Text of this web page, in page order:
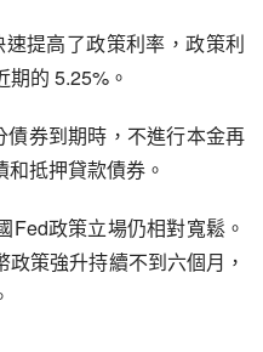
提高了政策利率，政策利
的 5.25%。
券到期時，不進行本金再
抵押貸款債券。
Fed政策立場仍相對寬鬆。
策強升持續不到六個月，